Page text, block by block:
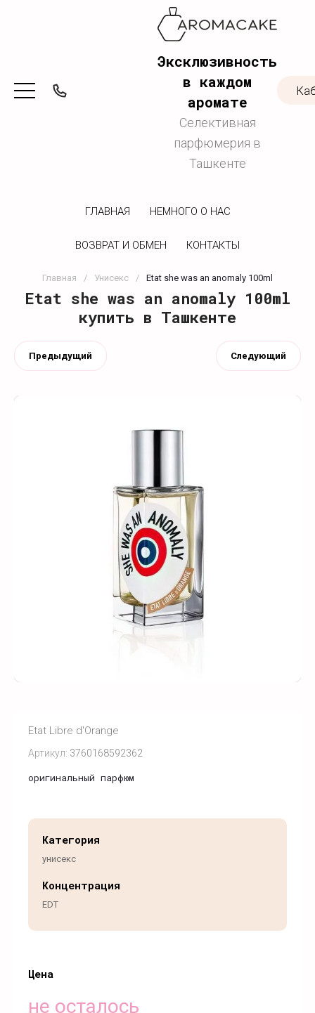
Эксклюзивность
в каждом
аромате
Селективная
парфюмерия в
Ташкенте
ГЛАВНАЯ НЕМНОГО О НАС
ВОЗВРАТ И ОБМЕН КОНТАКТЫ
Главная / Унисекс / Etat she was an anomaly 100ml
Etat she was an anomaly 100ml
купить в Ташкенте
Предыдущий Следующий
Артикул: 3760168592362
Etat Libre d'Orange
оригинальный парфюм
Цена
не осталось
Категория
унисекс
Концентрация
EDT